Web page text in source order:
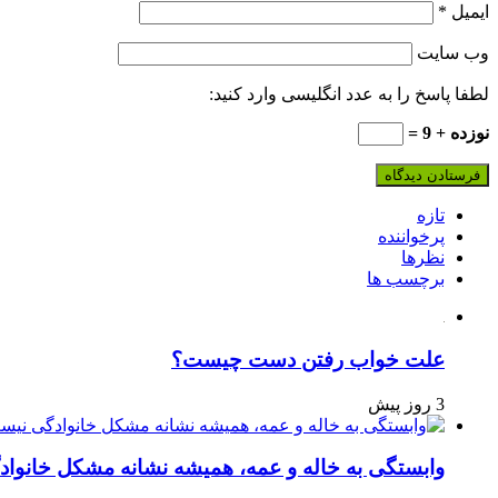
ایمیل *
وب‌ سایت
لطفا پاسخ را به عدد انگلیسی وارد کنید:
نوزده + 9 =
تازه
پرخواننده
نظرها
برچسب ها
علت خواب رفتن دست چیست؟
3 روز پیش
وابستگی به خاله و عمه، همیشه نشانه مشکل